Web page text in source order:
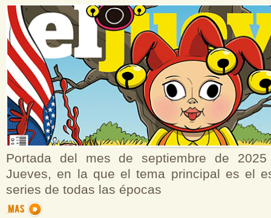
Portada del mes de septiembre de
Jueves, en la que el tema principal es el
series de todas las épocas